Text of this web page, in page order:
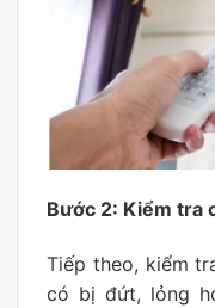
Bước 2: Kiểm tra
Tiếp theo, kiểm
có bị đứt, lỏng